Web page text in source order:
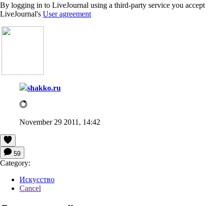
By logging in to LiveJournal using a third-party service you accept
LiveJournal's User agreement
shakko.ru
November 29 2011, 14:42
59
Category:
Искусство
Cancel